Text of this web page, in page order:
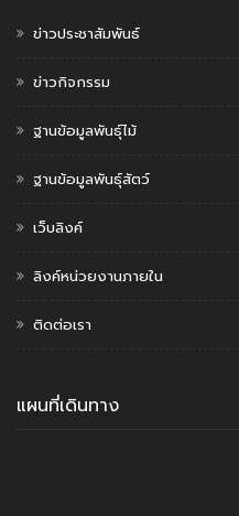
ข่าวประชาสัมพันธ์
ข่าวกิจกรรม
ฐานข้อมูลพันธุ์ไม้
ฐานข้อมูลพันธุ์สัตว์
เว็บลิงค์
ลิงค์หน่วยงานภายใน
ติดต่อเรา
แผนที่เดินทาง